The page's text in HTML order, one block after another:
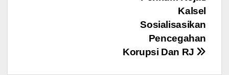
Kalsel
Sosialisasikan
Pencegahan
Korupsi Dan RJ